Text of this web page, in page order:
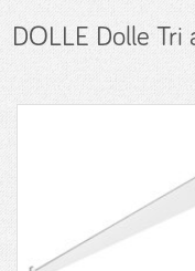
DOLLE Dolle